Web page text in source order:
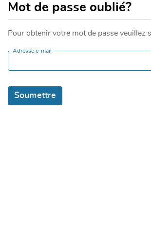
Mot de passe oublié?
Pour obtenir votre mot de passe veuillez
Adresse e-mail
Soumettre